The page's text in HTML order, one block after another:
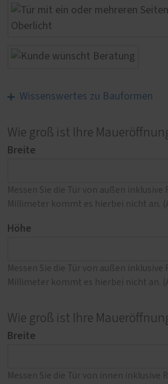
Wissenswertes zu Bauformen
Wie groß ist Ihre
Breite
Messen Sie die Tür von außen inklusive
Millimeter kommt es hierbei nicht an.
Höhe
Messen Sie die Tür von außen inklusive
Millimeter kommt es hierbei nicht an.
Wie groß ist Ihre
Breite
Messen Sie die Tür von innen inklusive